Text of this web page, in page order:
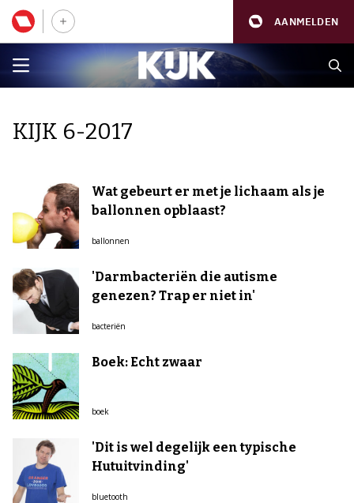
AANMELDEN
KIJK 6-2017
Wat gebeurt er met je lichaam als je
ballonnen opblaast?
ballonnen
'Darmbacteriën die autisme
genezen? Trap er niet in'
bacteriën
Boek: Echt zwaar
boek
'Dit is wel degelijk een typische
Hutuitvinding'
bluetooth